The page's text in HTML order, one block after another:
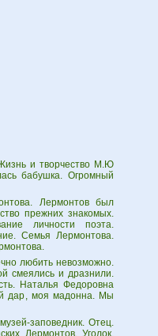
и творчество М.Ю
бабушка. Огромный
Лермонтов был
прежних знакомых.
личности поэта.
Семья Лермонтова.
любить невозможно.
смеялись и дразнили.
Наталья Федоровна
дар, моя мадонна. Мы
заповедник. Отец.
Лермонтов. Уголок.